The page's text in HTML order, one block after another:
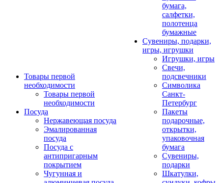
Товары первой
необходимости
Товары первой
необходимости
Посуда
Нержавеющая посуда
Эмалированная
посуда
Посуда с
антипригарным
покрытием
Чугунная и
бумага,
салфетки,
полотенца
бумажные
Сувениры, подарки,
игры, игрушки
Игрушки, игры
Свечи,
подсвечники
Символика
Санкт-
Петербург
Пакеты
подарочные,
открытки,
упаковочная
бумага
Сувениры,
подарки
Шкатулки,